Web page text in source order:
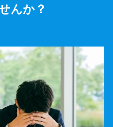
んか？